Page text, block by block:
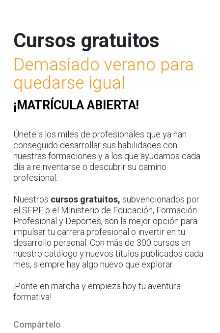
Cursos gratuitos
Demasiado verano para
quedarse igual
¡MATRÍCULA ABIERTA!
Únete a los miles de profesionales que ya han
conseguido desarrollar sus habilidades con
nuestras formaciones y a los que ayudamos cada
día a reinventarse o descubrir su camino
profesional.
Nuestros cursos gratuitos, subvencionados por
el SEPE o el Ministerio de Educación, Formación
Profesional y Deportes, son la mejor opción para
impulsar tu carrera profesional o invertir en tu
desarrollo personal. Con más de 300 cursos en
nuestro catálogo y nuevos títulos publicados cada
mes, siempre hay algo nuevo que explorar.
¡Ponte en marcha y empieza hoy tu aventura
formativa!
Compártelo